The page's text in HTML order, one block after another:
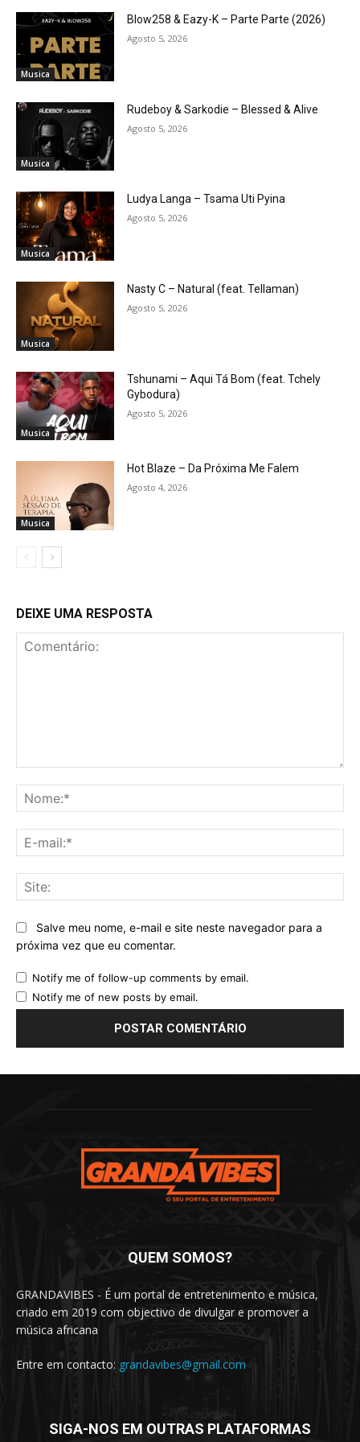
Musica
Blow258 & Eazy-K – Parte Parte (2026)
Agosto 5, 2026
Musica
Rudeboy & Sarkodie – Blessed & Alive
Agosto 5, 2026
Musica
Ludya Langa – Tsama Uti Pyina
Agosto 5, 2026
Musica
Nasty C – Natural (feat. Tellaman)
Agosto 5, 2026
Musica
Tshunami – Aqui Tá Bom (feat. Tchely
Gybodura)
Agosto 5, 2026
Musica
Hot Blaze – Da Próxima Me Falem
Agosto 4, 2026
DEIXE UMA RESPOSTA
Salve meu nome, e-mail e site neste navegador para a
próxima vez que eu comentar.
Notify me of follow-up comments by email.
Notify me of new posts by email.
QUEM SOMOS?
GRANDAVIBES - É um portal de entretenimento e música,
criado em 2019 com objectivo de divulgar e promover a
música africana
Entre em contacto: grandavibes@gmail.com
SIGA-NOS EM OUTRAS PLATAFORMAS